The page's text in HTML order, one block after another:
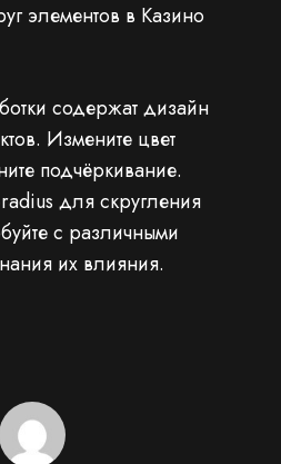
элементов в Казино
содержат дизайн
Измените цвет
подчёркивание.
для скругления
с различными
их влияния.